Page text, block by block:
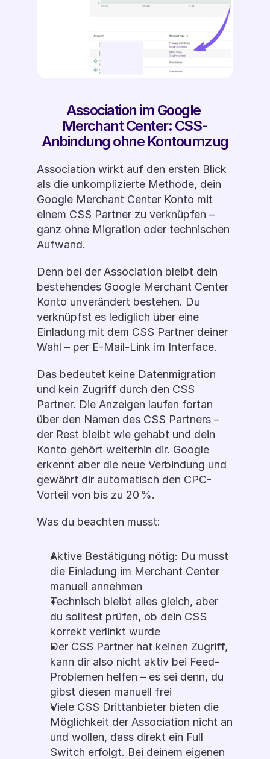
Association im Google
Merchant Center: CSS-
Anbindung ohne Kontoumzug
Association wirkt auf den ersten Blick
als die unkomplizierte Methode, dein
Google Merchant Center Konto mit
einem CSS Partner zu verknüpfen –
ganz ohne Migration oder technischen
Aufwand.
Denn bei der Association bleibt dein
bestehendes Google Merchant Center
Konto unverändert bestehen. Du
verknüpfst es lediglich über eine
Einladung mit dem CSS Partner deiner
Wahl – per E-Mail-Link im Interface.
Das bedeutet keine Datenmigration
und kein Zugriff durch den CSS
Partner. Die Anzeigen laufen fortan
über den Namen des CSS Partners –
der Rest bleibt wie gehabt und dein
Konto gehört weiterhin dir. Google
erkennt aber die neue Verbindung und
gewährt dir automatisch den CPC-
Vorteil von bis zu 20 %.
Was du beachten musst:
Aktive Bestätigung nötig: Du musst
die Einladung im Merchant Center
manuell annehmen
Technisch bleibt alles gleich, aber
du solltest prüfen, ob dein CSS
korrekt verlinkt wurde
Der CSS Partner hat keinen Zugriff,
kann dir also nicht aktiv bei Feed-
Problemen helfen – es sei denn, du
gibst diesen manuell frei
Viele CSS Drittanbieter bieten die
Möglichkeit der Association nicht an
und wollen, dass direkt ein Full
Switch erfolgt. Bei deinem eigenen